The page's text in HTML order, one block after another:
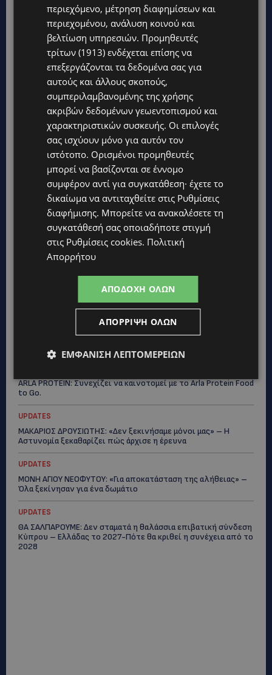
Topics
UPDATES
ΦΕΙΔΙΑΣ ΠΑΝΑΓΙΩΤΟΥ: Η εμφάνισή του στην εκδήλωση για
Ισαάκ και Σολωμού προκάλεσε αντιδράσεις – «Ασέβεια προς
τους νεκρούς»-(Φώτο)
UPDATES
ΔΗΜΟΣ ΛΑΤΣΙΩΝ – ΓΕΡΙΟΥ: Πάνω από 8.000 υπογραφές κατά
των Δομών Ανηλίκων – Ζητούν γραπτή δέσμευση από το
ΑΓΙΟΣ ΙΩΑΝΝΗΣ ΠΙΤΣΙΛΙΑΣ: Ξανανοίγει η πισίνα του χωριού –
ΕΛΕΝΑ ΠΑΠΑΔΟΠΟΥΛΟΥ: Από τη σκηνή στην Αντιπροεδρία του
ARLA PROTEIN: Συνεχίζει να καινοτομεί με το Arla Protein Food
to Go.
UPDATES
ΜΑΚΑΡΙΟΣ ΔΡΟΥΣΙΩΤΗΣ: «Δεν ξεκινήσαμε μόνοι μας» – Η
Αστυνομία ξεκαθαρίζει πώς άρχισε η έρευνα
UPDATES
ΜΟΝΗ ΑΓΙΟΥ ΝΕΟΦΥΤΟΥ: «Για αποκατάσταση της αλήθειας» –
Όλα ξεκίνησαν για ένα δωμάτιο
UPDATES
ΘΑ ΣΑΛΠΑΡΟΥΜΕ: Δεν σταματά η θαλάσσια επιβατική σύνδεση
Κύπρου – Ελλάδας το 2027-Πότε θα κριθεί η συνέχεια από το
2028
περιεχόμενο, μέτρηση διαφημίσεων και
περιεχομένου, ανάλυση κοινού και
βελτίωση υπηρεσιών. Προμηθευτές
τρίτων (1913) ενδέχεται επίσης να
επεξεργάζονται τα δεδομένα σας για
αυτούς και άλλους σκοπούς,
συμπεριλαμβανομένης της χρήσης
ακριβών δεδομένων γεωεντοπισμού και
χαρακτηριστικών συσκευής. Οι επιλογές
σας ισχύουν μόνο για αυτόν τον
ιστότοπο. Ορισμένοι προμηθευτές
μπορεί να βασίζονται σε έννομο
συμφέρον αντί για συγκατάθεση· έχετε το
δικαίωμα να αντιταχθείτε στις Ρυθμίσεις
διαφήμισης. Μπορείτε να ανακαλέσετε τη
συγκατάθεσή σας οποιαδήποτε στιγμή
στις Ρυθμίσεις cookies. Πολιτική
Απορρήτου
ΑΠΟΔΟΧΉ ΌΛΩΝ
ΑΠΌΡΡΙΨΗ ΌΛΩΝ
ΕΜΦΆΝΙΣΗ ΛΕΠΤΟΜΕΡΕΙΏΝ